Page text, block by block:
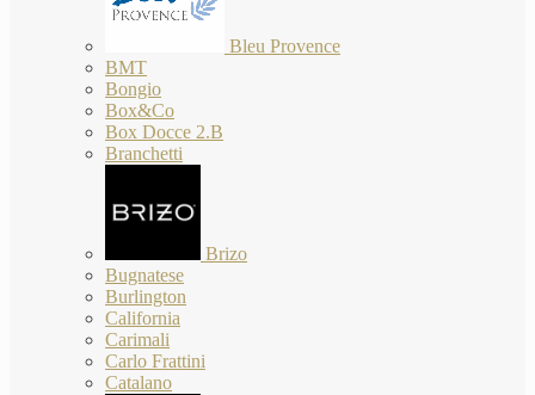
Bleu Provence
BMT
Bongio
Box&Co
Box Docce 2.B
Branchetti
Brizo
Bugnatese
Burlington
California
Carimali
Carlo Frattini
Catalano